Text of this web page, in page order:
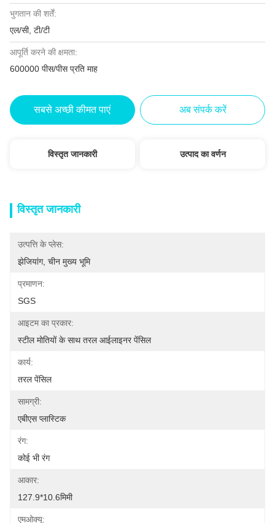
भुगतान की शर्तें:
एल/सी, टी/टी
आपूर्ति करने की क्षमता:
600000 पीस/पीस प्रति माह
सबसे अच्छी कीमत पाएं अब संपर्क करें
विस्तृत जानकारी उत्पाद का वर्णन
विस्तृत जानकारी
उत्पत्ति के प्लेस:
झेजियांग, चीन मुख्य भूमि
प्रमाणन:
SGS
आइटम का प्रकार:
स्टील मोतियों के साथ तरल आईलाइनर पेंसिल
कार्य:
तरल पेंसिल
सामग्री:
एबीएस प्लास्टिक
रंग:
कोई भी रंग
आकार:
127.9*10.6मिमी
एमओक्यू: